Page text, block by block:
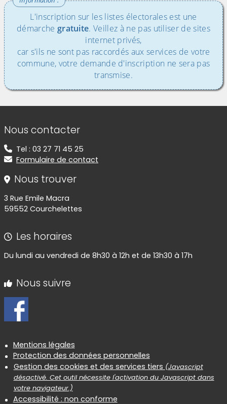
L'inscription sur les listes électorales est une
démarche gratuite. Veillez à ne pas utiliser de sites
internet privés,
car s'ils ne sont pas raccordés aux services de votre
commune, votre demande d'inscription ne sera pas
transmise.
Informations de contact
Nous contacter
Tel : 03 27 71 45 25
Formulaire de contact
Nous trouver
3 Rue Emile Macra
59552 Courchelettes
Les horaires
Du lundi au vendredi de 8h30 à 12h et de 13h30 à 17h
Nous suivre
Informations réglementaires
Mentions légales
Protection des données personnelles
Gestion des cookies et des services tiers (Javascript
désactivé. Cet outil nécessite l'activation du Javascript dans
votre navigateur.)
Accessibilité : non conforme